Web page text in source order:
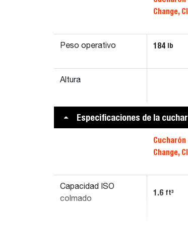
Change,
Peso operativo 184 lb
Altura
Especificaciones de la
Change,
Capacidad ISO
colmado
1.6 ft³